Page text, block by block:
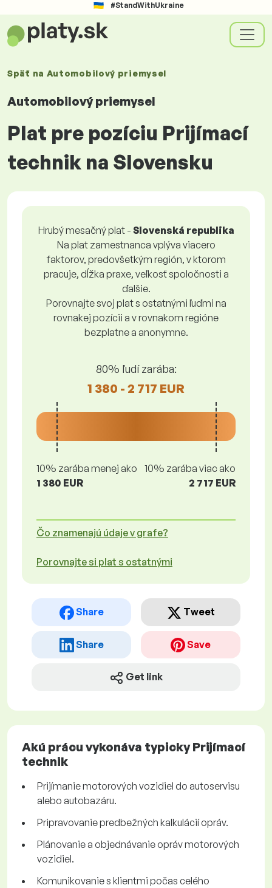
#StandWithUkraine
Späť na Automobilový priemysel
Automobilový priemysel
Plat pre pozíciu Prijímací
technik na Slovensku
Hrubý mesačný plat - Slovenská republika
Na plat zamestnanca vplýva viacero
faktorov, predovšetkým región, v ktorom
pracuje, dĺžka praxe, veľkosť spoločnosti a
ďalšie.
Porovnajte svoj plat s ostatnými ľuďmi na
rovnakej pozícii a v rovnakom regióne
bezplatne a anonymne.
80% ľudí zarába:
1 380 - 2 717 EUR
10% zarába menej ako
1 380 EUR
10% zarába viac ako
2 717 EUR
Čo znamenajú údaje v grafe?
Porovnajte si plat s ostatnými
Share Tweet
Share Save
Get link
Akú prácu vykonáva typicky Prijímací
technik
Prijímanie motorových vozidiel do autoservisu
alebo autobazáru.
Pripravovanie predbežných kalkulácií opráv.
Plánovanie a objednávanie opráv motorových
vozidiel.
Komunikovanie s klientmi počas celého